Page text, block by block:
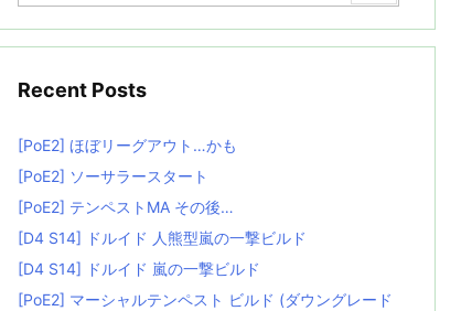
Recent Posts
[PoE2] ほぼリーグアウト…かも
[PoE2] ソーサラースタート
[PoE2] テンペストMA その後…
[D4 S14] ドルイド 人熊型嵐の一撃ビルド
[D4 S14] ドルイド 嵐の一撃ビルド
[PoE2] マーシャルテンペスト ビルド (ダウングレード